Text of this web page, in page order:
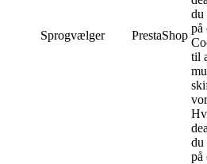
Sprogvælger PrestaShop
du
på
til
du
på